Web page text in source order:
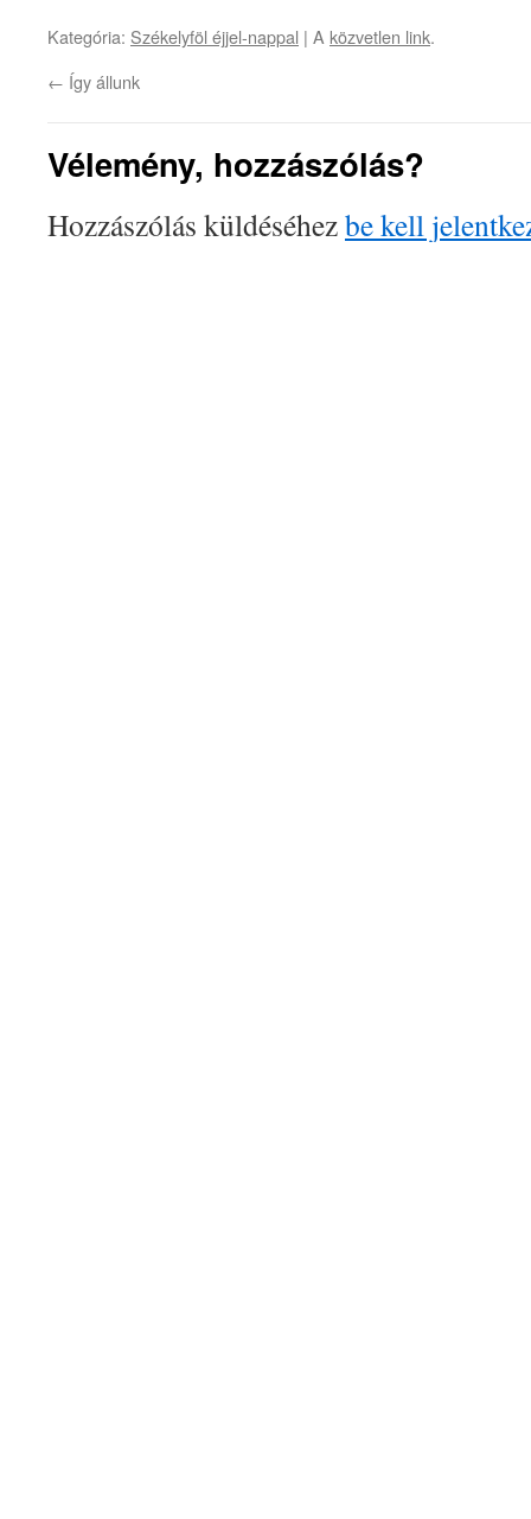
Kategória: Székelyföl éjjel-nappal | A közvetlen link.
← Így állunk
Vélemény, hozzászólás?
Hozzászólás küldéséhezbe kell